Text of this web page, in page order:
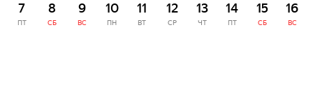
7
ПТ
8
СБ
9
ВС
10
ПН
11
ВТ
12
СР
13
ЧТ
14
ПТ
15
СБ
16
ВС